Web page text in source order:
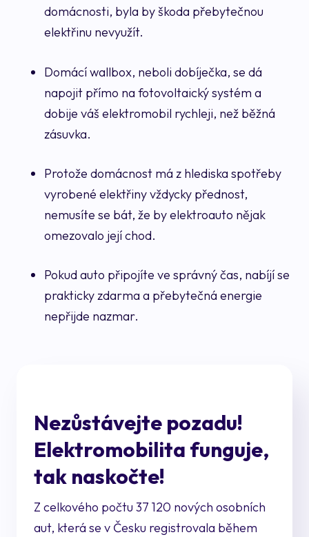
domácnosti, byla by škoda přebytečnou
elektřinu nevyužít.
Domácí wallbox, neboli dobíječka, se dá
napojit přímo na fotovoltaický systém a
dobije váš elektromobil rychleji, než běžná
zásuvka.
Protože domácnost má z hlediska spotřeby
vyrobené elektřiny vždycky přednost,
nemusíte se bát, že by elektroauto nějak
omezovalo její chod.
Pokud auto připojíte ve správný čas, nabíjí se
prakticky zdarma a přebytečná energie
nepřijde nazmar.
Nezůstávejte pozadu!
Elektromobilita funguje,
tak naskočte!
Z celkového počtu 37 120 nových osobních
aut, která se v Česku registrovala během